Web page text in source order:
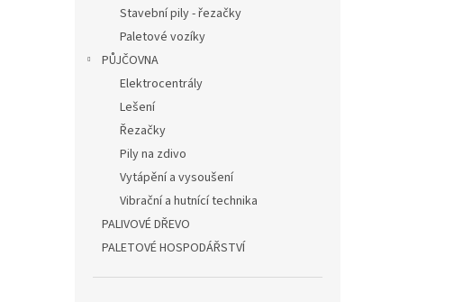
Stavební pily - řezačky
Paletové vozíky
PŮJČOVNA
Elektrocentrály
Lešení
Řezačky
Pily na zdivo
Vytápění a vysoušení
Vibrační a hutnící technika
PALIVOVÉ DŘEVO
PALETOVÉ HOSPODÁŘSTVÍ